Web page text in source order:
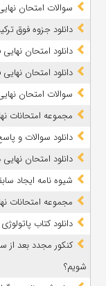
سوالات امتحان نهایی جغرافیا 3 پایه
دانلود جزوه فوق
دانلود امتحان نهایی فارسی 3 پایه دوازدهم
دانلود امتحان نهایی فارسی 2 پایه یازدهم
سوالات امتحان نهایی فارسی 3 سال
مجموعه امتحانات نهایی
دانلود سوالات و پاسخ
دانلود امتحان نهایی دینی 3 پایه دوازدهم تیر
شیوه نامه ایجاد
مجموعه امتحانات
دانلود کتاب پاتولوژی
کنکور مجدد بعد
شویم؟